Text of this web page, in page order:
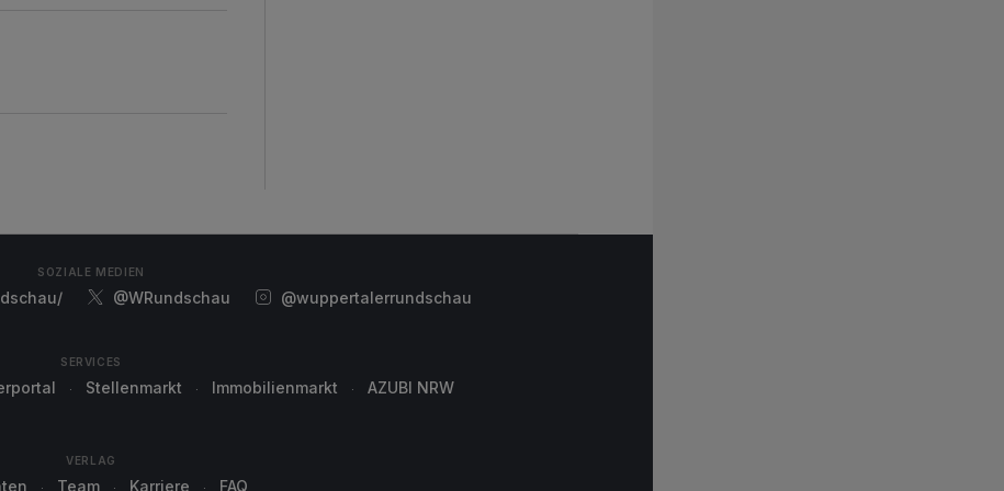
SOZIALE MEDIEN
@WRundschau @wuppertalerrundschau
SERVICES
Stellenmarkt Immobilienmarkt AZUBI NRW
VERLAG
Team Karriere FAQ